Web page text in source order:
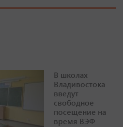
В школах
Владивостока
введут
свободное
посещение на
время ВЭФ